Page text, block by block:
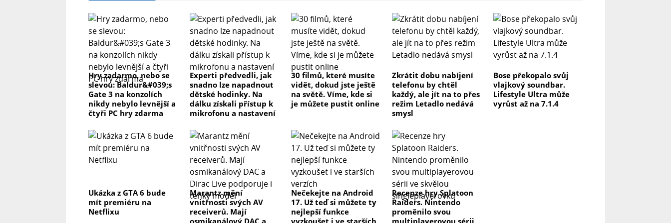
Hry zadarmo, nebo se
slevou: Baldur&#039;s
Gate 3 na konzolích
nikdy nebylo levnější a
čtyři PC hry zdarma
Experti předvedli, jak
snadno lze napadnout
dětské hodinky. Na
dálku získali přístup k
mikrofonu a nastavení
30 filmů, které musíte
vidět, dokud jste ještě
na světě. Víme, kde si
je můžete pustit online
Zkrátit dobu nabíjení
telefonu by chtěl
každý, ale jít na to přes
režim Letadlo nedává
smysl
Bose překopalo svůj
vlajkový soundbar.
Lifestyle Ultra může
vyrůst až na 7.1.4
Ukázka z GTA 6 bude
mít premiéru na
Netflixu
Marantz mění
vnitřnosti svých AV
receiverů. Mají
osmikanálový DAC a
Nečekejte na Android
17. Už teď si můžete ty
nejlepší funkce
vyzkoušet i ve starších
Recenze hry Splatoon
Raiders. Nintendo
proměnilo svou
multiplayerovou sérii